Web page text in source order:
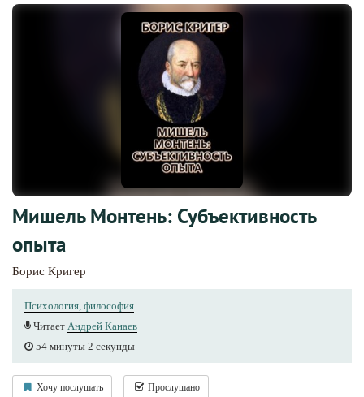
Мишель Монтень: Субъективность
опыта
Борис Кригер
Психология, философия
Читает Андрей Канаев
54 минуты 2 секунды
Хочу послушать Прослушано